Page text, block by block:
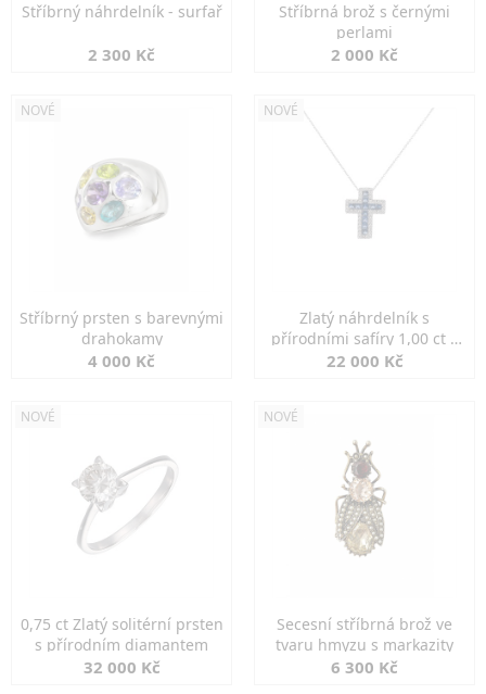
Stříbrný náhrdelník - surfař
2 300 Kč
Stříbrná brož s černými
perlami
2 000 Kč
NOVÉ
Stříbrný prsten s barevnými
drahokamy
4 000 Kč
NOVÉ
Zlatý náhrdelník s
přírodními safíry 1,00 ct a
diamanty
22 000 Kč
NOVÉ
0,75 ct Zlatý solitérní prsten
s přírodním diamantem
32 000 Kč
NOVÉ
Secesní stříbrná brož ve
tvaru hmyzu s markazity
6 300 Kč